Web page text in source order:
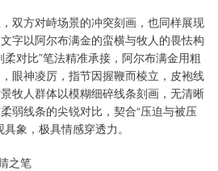
双方对峙场景的冲突刻画，也同样展现
字以阿尔布满金的蛮横与牧人的畏怯构
对比”笔法精准承接，阿尔布满金用粗
眼神凌厉，指节因握鞭而棱立，皮袍线
牧人群体以模糊细碎线条刻画，无清晰
弱线条的尖锐对比，契合“压迫与被压
象，极具情感穿透力。
之笔